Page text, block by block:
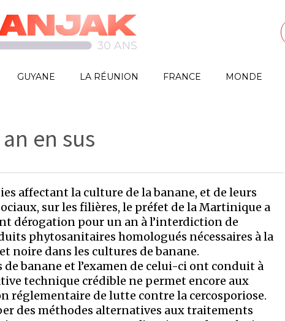
GUYANE LA RÉUNION FRANCE MONDE
en sus
affectant la culture de la banane, et de leurs
sur les filières, le préfet de la Martinique a
dérogation pour un an à l’interdiction de
phytosanitaires homologués nécessaires à la
noire dans les cultures de banane.
banane et l’examen de celui-ci ont conduit à
technique crédible ne permet encore aux
réglementaire de lutte contre la cercosporiose.
des méthodes alternatives aux traitements